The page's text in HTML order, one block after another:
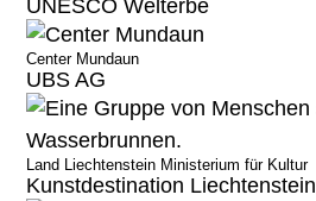
Newsletter
Jobs bei Quant
Team
Blog
Bibliothek
UNESCO Welterbe
Center Mundaun
UBS AG
Land Liechtenstein Ministerium für Kultur
Kunstdestination Liechtenstein